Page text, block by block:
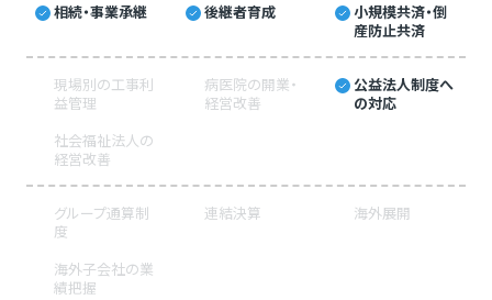
相続・事業承継 後継者育成
小規模共済・倒
産防止共済
現場別の工事利
益管理
病医院の開業・
経営改善
公益法人制度へ
の対応
社会福祉法人の
経営改善
グループ通算制
度
連結決算 海外展開
海外子会社の業
績把握